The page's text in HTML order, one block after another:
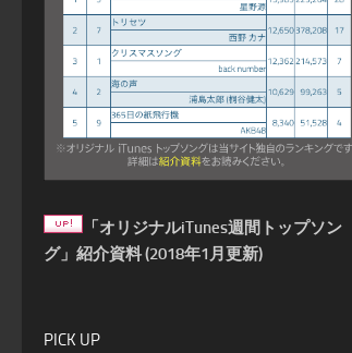
「オリジナルiTunes週間トップソン
グ」紹介資料 (2018年1月更新)
PICK UP